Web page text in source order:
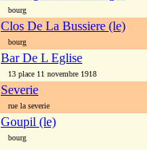
bourg
Clos De La Bussiere (le)
bourg
Bar De L Eglise
13 place 11 novembre 1918
Severie
rue la severie
Goupil (le)
bourg